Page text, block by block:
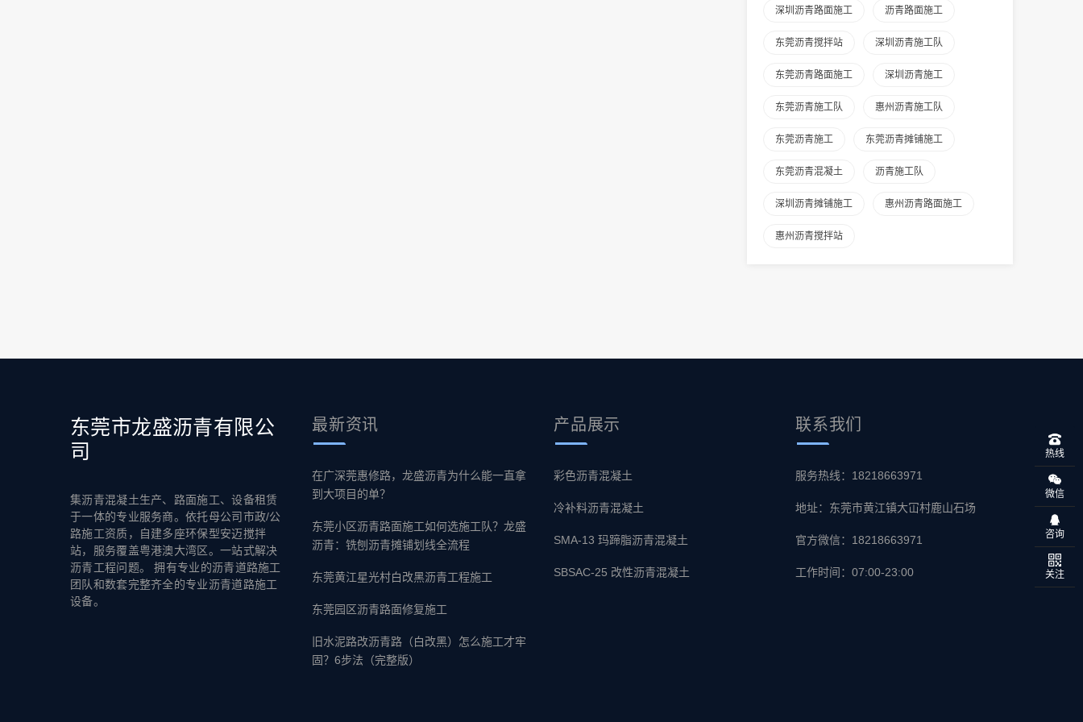
深圳沥青路面施工 沥青路面施工
东莞沥青搅拌站 深圳沥青施工队
东莞沥青路面施工 深圳沥青施工
东莞沥青施工队 惠州沥青施工队
东莞沥青施工 东莞沥青摊铺施工
东莞沥青混凝土 沥青施工队
深圳沥青摊铺施工 惠州沥青路面施工
惠州沥青搅拌站
东莞市龙盛沥青有限公
司
集沥青混凝土生产、路面施工、设备租赁
于一体的专业服务商。依托母公司市政/公
路施工资质，自建多座环保型安迈搅拌
站，服务覆盖粤港澳大湾区。一站式解决
沥青工程问题。 拥有专业的沥青道路施工
团队和数套完整齐全的专业沥青道路施工
设备。
最新资讯
在广深莞惠修路，龙盛沥青为什么能一直拿
到大项目的单？
东莞小区沥青路面施工如何选施工队？龙盛
沥青：铣刨沥青摊铺划线全流程
东莞黄江星光村白改黑沥青工程施工
东莞园区沥青路面修复施工
旧水泥路改沥青路（白改黑）怎么施工才牢
固？6步法（完整版）
产品展示
彩色沥青混凝土
冷补料沥青混凝土
SMA-13 玛蹄脂沥青混凝土
SBSAC-25 改性沥青混凝土
联系我们
服务热线：18218663971
地址：东莞市黄江镇大冚村鹿山石场
官方微信：18218663971
工作时间：07:00-23:00
热线
微信
咨询
关注